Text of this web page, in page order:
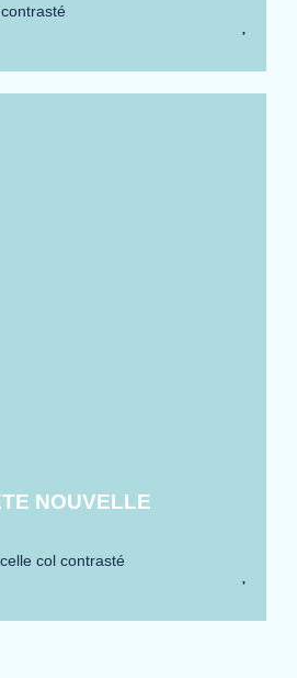
NOUVELLE
col contrasté